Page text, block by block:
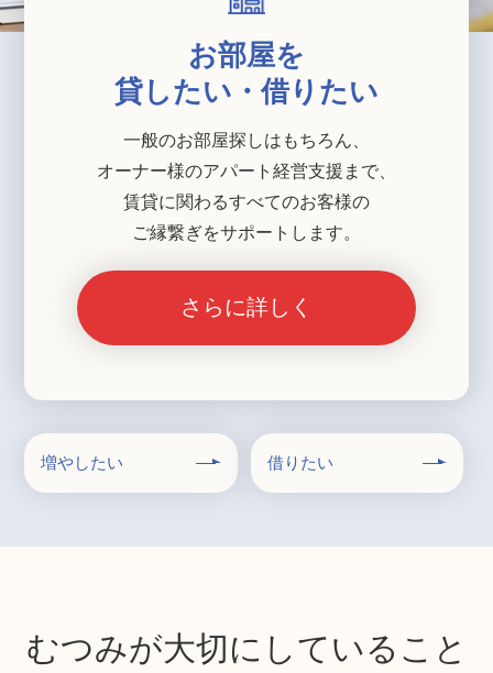
お部屋を
貸したい・借りたい
一般のお部屋探しはもちろん、
オーナー様のアパート経営支援まで、
賃貸に関わるすべてのお客様の
ご縁繋ぎをサポートします。
さらに詳しく
増やしたい 借りたい
むつみが大切にしていること